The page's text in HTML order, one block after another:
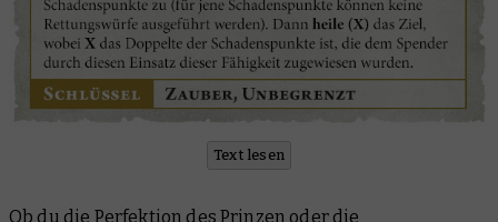
Text lesen
Ob du die Perfektion des Prinzen oder die